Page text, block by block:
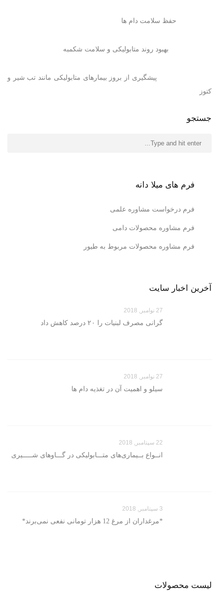
حفظ سلامت دام ها
بهبود روند متابولیکی و سلامت شکمبه
پیشگیری از بروز بیمارهای متابولیکی مانند تب شیر و
کتوز
جستجو
فرم های میلا دانه
فرم درخواست مشاوره علمی
فرم مشاوره محصولات دامی
فرم مشاوره محصولات مربوط به طیور
آخرین اخبار سایت
27 نوامبر, 2018
گرانی مصرف لبنیات را ۲۰ درصد کاهش داد
27 نوامبر, 2018
سیلو و اهمیت آن در تغذیه دام ها
22 سپتامبر, 2018
انــواع بــیماری‌های متـــابولیکی در گـــاوهای شـــــیری
3 سپتامبر, 2018
*مرغداران از مرغ 12 هزار تومانی نفعی نمی‌برند*
لیست محصولات